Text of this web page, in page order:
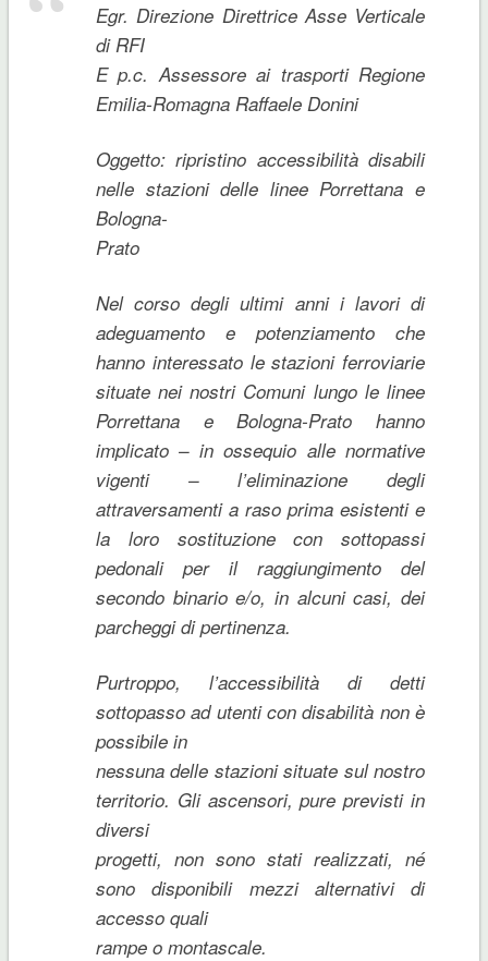
Egr. Direzione Direttrice Asse Verticale
di RFI
E p.c. Assessore ai trasporti Regione
Emilia-Romagna Raffaele Donini
Oggetto: ripristino accessibilità disabili
nelle stazioni delle linee Porrettana e
Bologna-
Prato
Nel corso degli ultimi anni i lavori di
adeguamento e potenziamento che
hanno interessato le stazioni ferroviarie
situate nei nostri Comuni lungo le linee
Porrettana e Bologna-Prato hanno
implicato – in ossequio alle normative
vigenti – l’eliminazione degli
attraversamenti a raso prima esistenti e
la loro sostituzione con sottopassi
pedonali per il raggiungimento del
secondo binario e/o, in alcuni casi, dei
parcheggi di pertinenza.
Purtroppo, l’accessibilità di detti
sottopasso ad utenti con disabilità non è
possibile in
nessuna delle stazioni situate sul nostro
territorio. Gli ascensori, pure previsti in
diversi
progetti, non sono stati realizzati, né
sono disponibili mezzi alternativi di
accesso quali
rampe o montascale.